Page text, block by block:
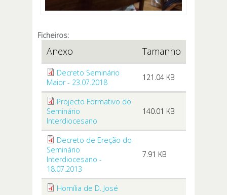
Ficheiros:
Anexo Tamanho
Decreto Seminário
Maior - 23.07.2018
121.04 KB
Projecto Formativo do
Seminário
Interdiocesano
140.01 KB
Decreto de Ereção do
Seminário
Interdiocesano -
18.07.2013
7.91 KB
Homília de D. José